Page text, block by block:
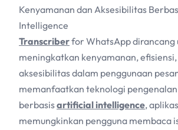
Kenyamanan dan Aksesibilitas
Intelligence
Transcriberfor WhatsApp dirancang
meningkatkan kenyamanan, efisiensi,
aksesibilitas dalam penggunaan
memanfaatkan teknologi
berbasisartificial intelligence,
memungkinkan pengguna membaca